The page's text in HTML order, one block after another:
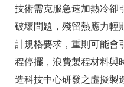
技術需克服急速加熱冷卻
破壞問題，殘留熱應力輕
計規格要求，重則可能會
程停擺，浪費製程材料與
造科技中心研發之虛擬製